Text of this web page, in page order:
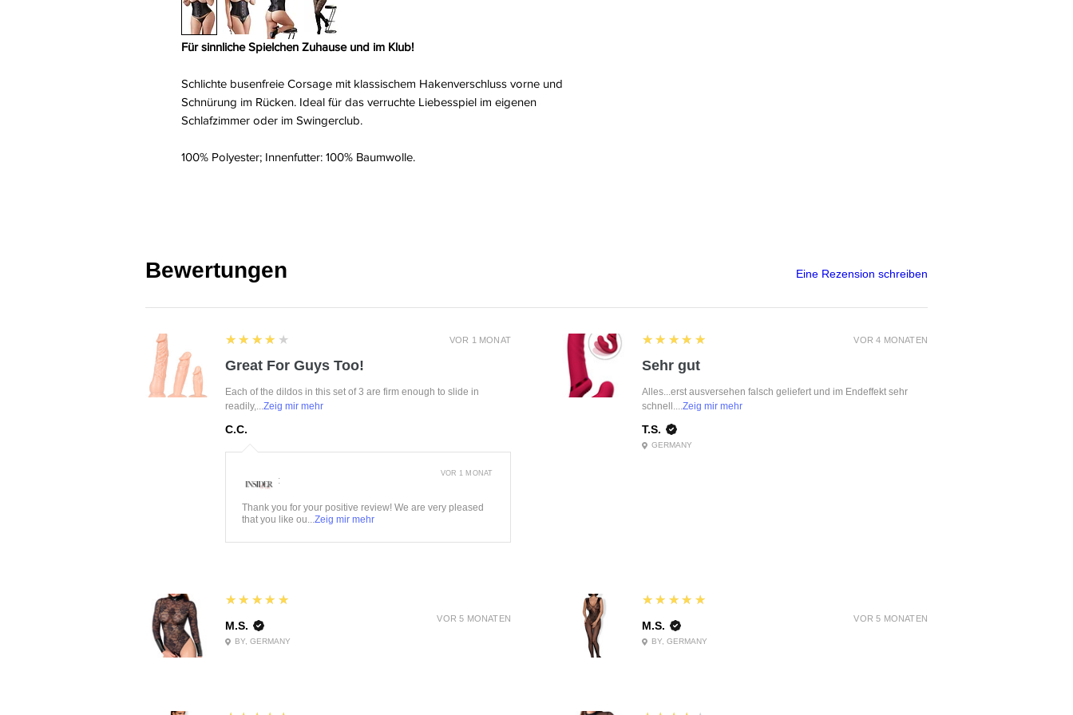
Für sinnliche Spielchen Zuhause und im Klub!
Schlichte busenfreie Corsage mit klassischem Hakenverschluss vorne und
Schnürung im Rücken. Ideal für das verruchte Liebesspiel im eigenen
Schlafzimmer oder im Swingerclub.
100% Polyester; Innenfutter: 100% Baumwolle.
Bewertungen Eine Rezension schreiben
VOR 1 MONAT
4
★★★★★
Great For Guys Too!
Each of the dildos in this set of 3 are firm enough to slide in
readily,...Zeig mir mehr
C.C.
:
Thank you for your positive review! We are very pleased
that you like ou...Zeig mir mehr
VOR 1 MONAT
VOR 4 MONATEN
5
★★★★★
Sehr gut
Alles...erst ausversehen falsch geliefert und im Endeffekt sehr
schnell....Zeig mir mehr
T.S.
GERMANY
VOR 5 MONATEN
5
★★★★★
M.S.
BY, GERMANY
VOR 5 MONATEN
5
★★★★★
M.S.
BY, GERMANY